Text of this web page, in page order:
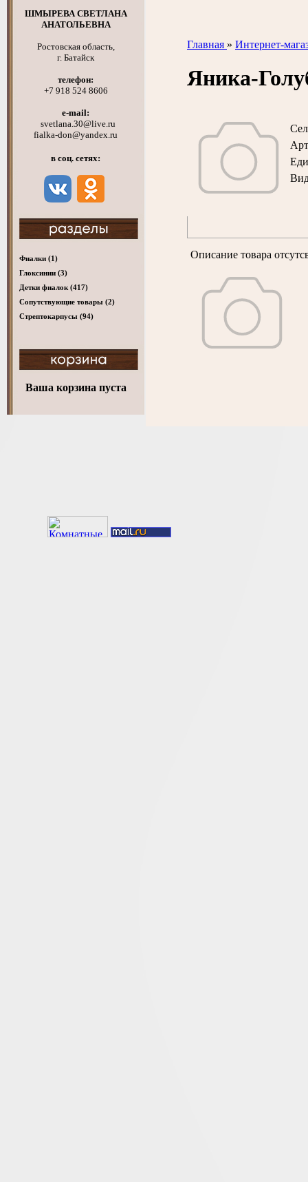
ШМЫРЕВА СВЕТЛАНА
АНАТОЛЬЕВНА
Ростовская область,
г. Батайск
телефон:
+7 918 524 8606
e-mail:
svetlana.30@live.ru
fialka-don@yandex.ru
в соц. сетях:
Фиалки (1)
Глоксинии (3)
Детки фиалок (417)
Cопутствующие товары (2)
Стрептокарпусы (94)
Ваша корзина пуста
Главная » Интернет-
Яника-
Описание товара